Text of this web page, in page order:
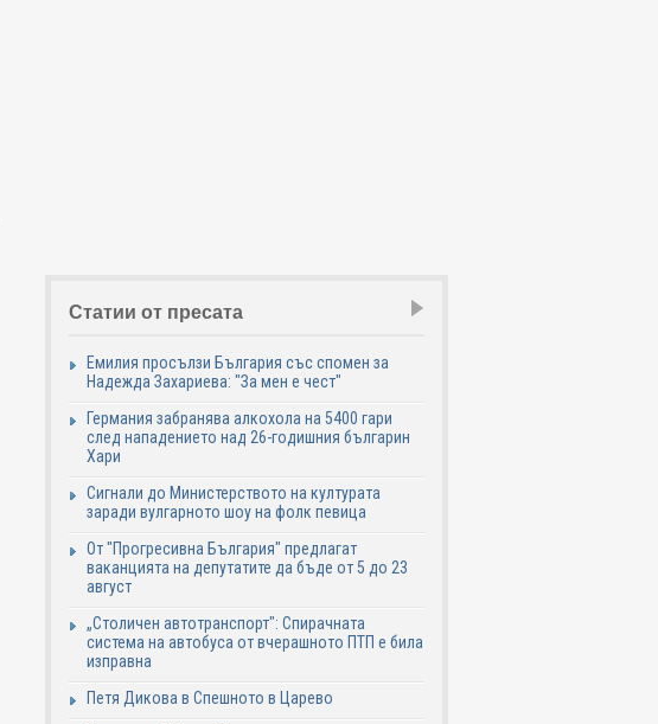
Статии от пресата
Емилия просълзи България със спомен за
Надежда Захариева: "За мен е чест"
Германия забранява алкохола на 5400 гари
след нападението над 26-годишния българин
Хари
Сигнали до Министерството на културата
заради вулгарното шоу на фолк певица
От "Прогресивна България" предлагат
ваканцията на депутатите да бъде от 5 до 23
август
„Столичен автотранспорт": Спирачната
система на автобуса от вчерашното ПТП е била
изправна
Петя Дикова в Спешното в Царево